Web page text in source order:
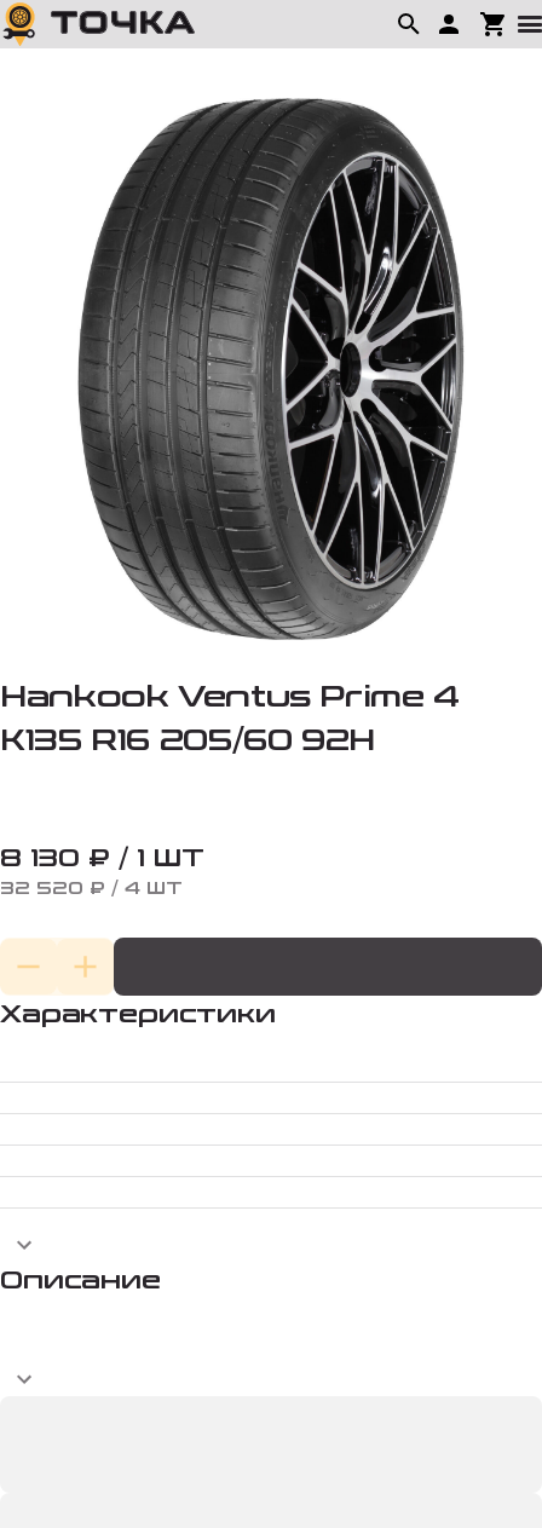
Hankook Ventus Prime 4
K135 R16 205/60 92H
8 130 ₽ / 1 ШТ
32 520 ₽ / 4 ШТ
Характеристики
Описание